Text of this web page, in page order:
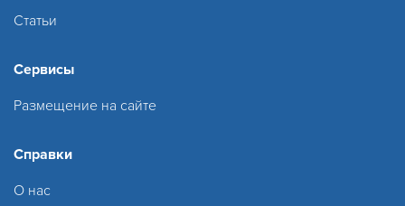
Статьи
Сервисы
Размещение на сайте
Справки
О нас